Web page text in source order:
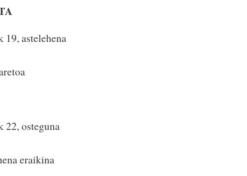
19, astelehena
22, osteguna
eraikina